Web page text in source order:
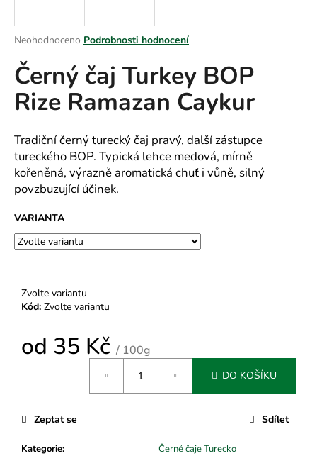
Průměrné
produktu
je
0,0
z
hvězdiček.
Neohodnoceno Podrobnosti hodnocení
Černý čaj Turkey BOP
Rize Ramazan Caykur
Tradiční černý turecký čaj pravý, další zástupce
tureckého BOP. Typická lehce medová, mírně
kořeněná, výrazně aromatická chuť i vůně, silný
povzbuzující účinek.
VARIANTA
Zvolte variantu
Kód: Zvolte variantu
od 35 Kč / 100g
DO KOŠÍKU
Kategorie:
Černé čaje Turecko
Zeptat se Sdílet
j
t
?
HLEDAT
D
o
o
u
e